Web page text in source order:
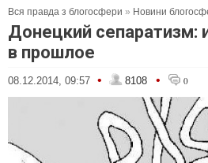
Вся правда з блогосфери » Новини
Донецкий сепаратизм:
в прошлое
08.12.2014, 09:57 • 8108 • 0